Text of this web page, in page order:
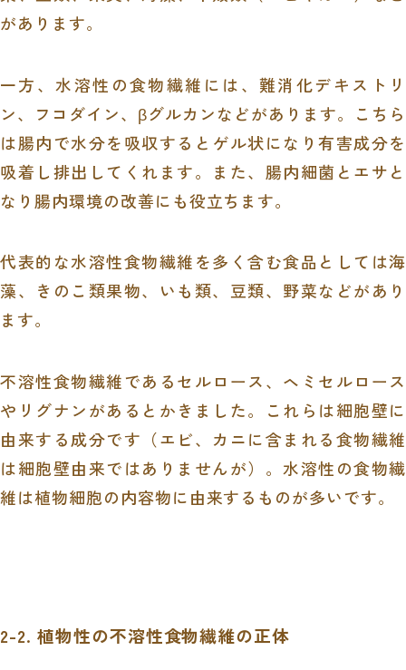
があります。
一方、水溶性の食物繊維には、難消化デキストリ
ン、フコダイン、βグルカンなどがあります。こちら
は腸内で水分を吸収するとゲル状になり有害成分を
吸着し排出してくれます。また、腸内細菌とエサと
なり腸内環境の改善にも役立ちます。
代表的な水溶性食物繊維を多く含む食品としては海
藻、きのこ類果物、いも類、豆類、野菜などがあり
ます。
不溶性食物繊維であるセルロース、ヘミセルロース
やリグナンがあるとかきました。これらは細胞壁に
由来する成分です（エビ、カニに含まれる食物繊維
は細胞壁由来ではありませんが）。水溶性の食物繊
維は植物細胞の内容物に由来するものが多いです。
2-2. 植物性の不溶性食物繊維の正体